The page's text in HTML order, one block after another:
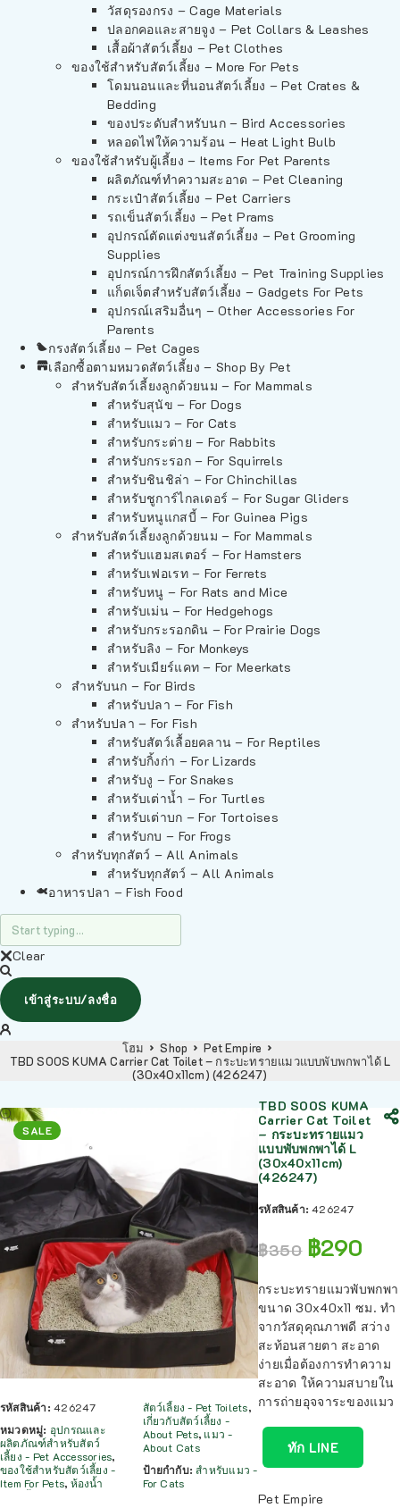
วัสดุรองกรง – Cage Materials
ปลอกคอและสายจูง – Pet Collars & Leashes
เสื้อผ้าสัตว์เลี้ยง – Pet Clothes
ของใช้สำหรับสัตว์เลี้ยง – More For Pets
โดมนอนและที่นอนสัตว์เลี้ยง – Pet Crates &
Bedding
ของประดับสำหรับนก – Bird Accessories
หลอดไฟให้ความร้อน – Heat Light Bulb
ของใช้สำหรับผู้เลี้ยง – Items For Pet Parents
ผลิตภัณฑ์ทำความสะอาด – Pet Cleaning
กระเป๋าสัตว์เลี้ยง – Pet Carriers
รถเข็นสัตว์เลี้ยง – Pet Prams
อุปกรณ์ตัดแต่งขนสัตว์เลี้ยง – Pet Grooming
Supplies
อุปกรณ์การฝึกสัตว์เลี้ยง – Pet Training Supplies
แก็ดเจ็ตสำหรับสัตว์เลี้ยง – Gadgets For Pets
อุปกรณ์เสริมอื่นๆ – Other Accessories For
Parents
กรงสัตว์เลี้ยง – Pet Cages
เลือกซื้อตามหมวดสัตว์เลี้ยง – Shop By Pet
สำหรับสัตว์เลี้ยงลูกด้วยนม – For Mammals
สำหรับสุนัข – For Dogs
สำหรับแมว – For Cats
สำหรับกระต่าย – For Rabbits
สำหรับกระรอก – For Squirrels
สำหรับชินชิล่า – For Chinchillas
สำหรับชูการ์ไกลเดอร์ – For Sugar Gliders
สำหรับหนูแกสบี้ – For Guinea Pigs
สำหรับสัตว์เลี้ยงลูกด้วยนม – For Mammals
สำหรับแฮมสเตอร์ – For Hamsters
สำหรับเฟอเรท – For Ferrets
สำหรับหนู – For Rats and Mice
สำหรับเม่น – For Hedgehogs
สำหรับกระรอกดิน – For Prairie Dogs
สำหรับลิง – For Monkeys
สำหรับเมียร์แคท – For Meerkats
สำหรับนก – For Birds
สำหรับปลา – For Fish
สำหรับปลา – For Fish
สำหรับสัตว์เลื้อยคลาน – For Reptiles
สำหรับกิ้งก่า – For Lizards
สำหรับงู – For Snakes
สำหรับเต่าน้ำ – For Turtles
สำหรับเต่าบก – For Tortoises
สำหรับกบ – For Frogs
สำหรับทุกสัตว์ – All Animals
สำหรับทุกสัตว์ – All Animals
อาหารปลา – Fish Food
Clear
เข้าสู่ระบบ/ลงชื่อ
โฮม Shop
Pet Empire
TBD SOOS KUMA Carrier Cat Toilet – กระบะทรายแมวแบบพับพกพาได้ L
(30x40x11cm) (426247)
SALE
รหัสสินค้า:426247
หมวดหมู่: อุปกรณและ
ผลิตภัณฑ์สำหรับสัตว์
เลี้ยง - Pet Accessories,
ของใช้สำหรับสัตว์เลี้ยง -
Item For Pets, ห้องน้ำ
สัตว์เลี้ยง - Pet Toilets,
เกี่ยวกับสัตว์เลี้ยง -
About Pets, แมว -
About Cats
ป้ายกำกับ:สำหรับแมว -
For Cats
TBD SOOS KUMA
Carrier Cat Toilet
– กระบะทรายแมว
แบบพับพกพาได้ L
(30x40x11cm)
(426247)
รหัสสินค้า:426247
฿350 ฿290
กระบะทรายแมวพับพกพา
ขนาด 30x40x11 ซม. ทำ
จากวัสดุคุณภาพดี สว่าง
สะท้อนสายตา สะอาด
ง่ายเมื่อต้องการทำความ
สะอาด ให้ความสบายใน
การถ่ายอุจจาระของแมว
ทัก LINE
Pet Empire